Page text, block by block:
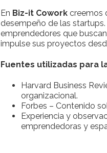
En Biz-it Cowork creemos
desempeño de las
emprendedores que
impulse sus proyectos
Fuentes utilizadas para
Harvard Business
organizacional.
Forbes – Contenido
Experiencia y
emprendedoras y